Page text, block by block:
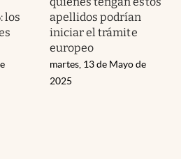
los
apellidos podrían
iniciar el trámite
europeo
martes, 13 de Mayo de
2025